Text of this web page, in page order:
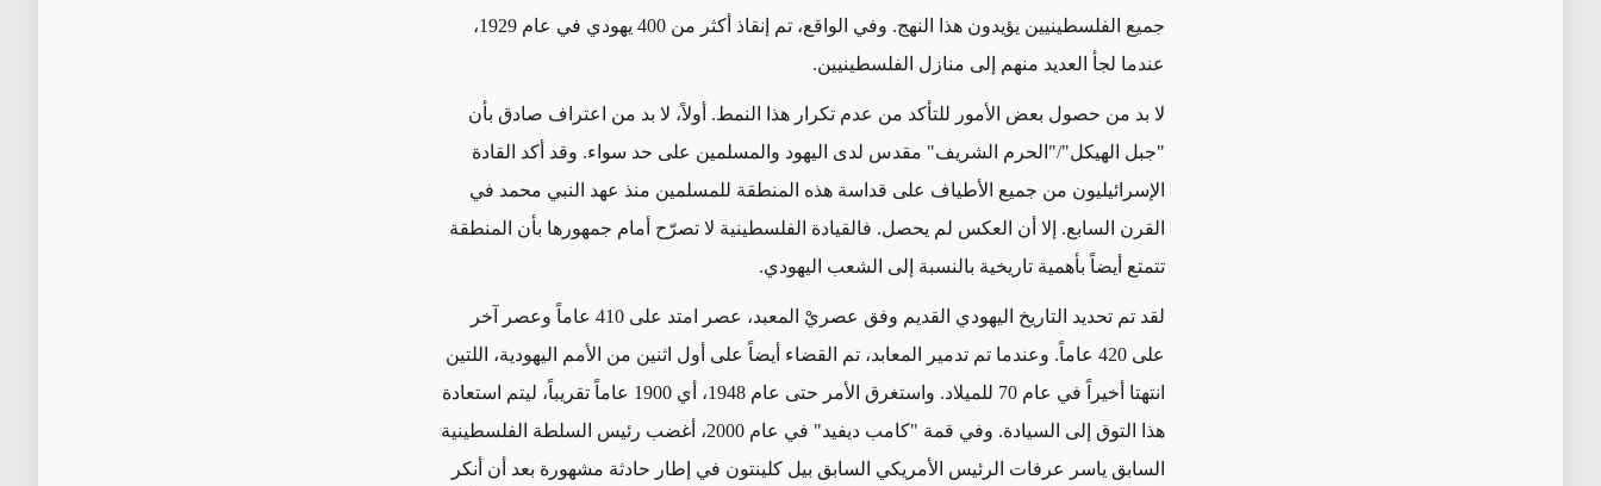
جميع الفلسطينيين يؤيدون هذا النهج. وفي الواقع، تم إنقاذ أكثر من 400 يهودي في عام 1929،
عندما لجأ العديد منهم إلى منازل الفلسطينيين.
لا بد من حصول بعض الأمور للتأكد من عدم تكرار هذا النمط. أولاً، لا بد من اعتراف صادق بأن
"جبل الهيكل"/"الحرم الشريف" مقدس لدى اليهود والمسلمين على حد سواء. وقد أكد القادة
الإسرائيليون من جميع الأطياف على قداسة هذه المنطقة للمسلمين منذ عهد النبي محمد في
القرن السابع. إلا أن العكس لم يحصل. فالقيادة الفلسطينية لا تصرّح أمام جمهورها بأن المنطقة
تتمتع أيضاً بأهمية تاريخية بالنسبة إلى الشعب اليهودي.
لقد تم تحديد التاريخ اليهودي القديم وفق عصريْ المعبد، عصر امتد على 410 عاماً وعصر آخر
على 420 عاماً. وعندما تم تدمير المعابد، تم القضاء أيضاً على أول اثنين من الأمم اليهودية، اللتين
انتهتا أخيراً في عام 70 للميلاد. واستغرق الأمر حتى عام 1948، أي 1900 عاماً تقريباً، ليتم استعادة
هذا التوق إلى السيادة. وفي قمة "كامب ديفيد" في عام 2000، أغضب رئيس السلطة الفلسطينية
السابق ياسر عرفات الرئيس الأمريكي السابق بيل كلينتون في إطار حادثة مشهورة بعد أن أنكر